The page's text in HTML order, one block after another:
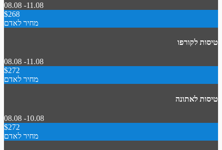
08.08 -11.08
$268
מחיר לאדם
טיסות לקורפו
08.08 -11.08
$272
מחיר לאדם
טיסות לאתונה
08.08 -10.08
$272
מחיר לאדם